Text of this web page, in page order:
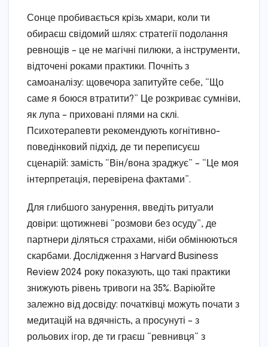
Сонце пробивається крізь хмари, коли ти
обираєш свідомий шлях: стратегії подолання
ревнощів – це не магічні пилюки, а інструменти,
відточені роками практики. Почніть з
самоаналізу: щовечора запитуйте себе, “Що
саме я боюся втратити?” Це розкриває сумніви,
як лупа – приховані плями на склі.
Психотерапевти рекомендують когнітивно-
поведінковий підхід, де ти переписуєш
сценарій: замість “Він/вона зраджує” – “Це моя
інтерпретація, перевірена фактами”.
Для глибшого занурення, введіть ритуали
довіри: щотижневі “розмови без осуду”, де
партнери діляться страхами, ніби обмінюються
скарбами. Дослідження з Harvard Business
Review 2024 року показують, що такі практики
знижують рівень тривоги на 35%. Варіюйте
залежно від досвіду: початківці можуть почати з
медитацій на вдячність, а просунуті – з
рольових ігор, де ти граєш “ревнивця” з